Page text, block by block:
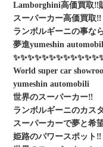
Lamborghini高価買取‼
スーパーカー高価買取‼
ランボルギーニの事な
夢進yumeshin
World super car
yumeshin automobili
世界のスーパーカー‼️
ランボルギーニのカス
スーパーカーで夢と希
姫路のパワースポット‼️